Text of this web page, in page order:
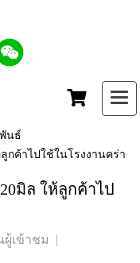
นธ์
กค้าไปใช้ในโรงงานคร่า
มิล ให้ลูกค้าไป
ผู้เข้าชม |